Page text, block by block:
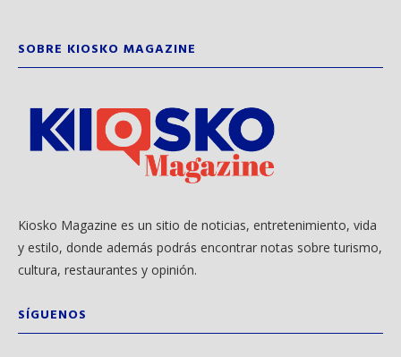
SOBRE KIOSKO MAGAZINE
Kiosko Magazine es un sitio de noticias, entretenimiento, vida
y estilo, donde además podrás encontrar notas sobre turismo,
cultura, restaurantes y opinión.
SÍGUENOS